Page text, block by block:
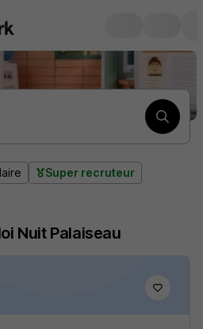
Super recruteur
Nuit Palaiseau